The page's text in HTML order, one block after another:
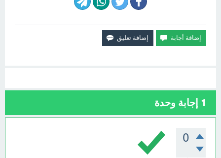
1 إجابة وحدة
0